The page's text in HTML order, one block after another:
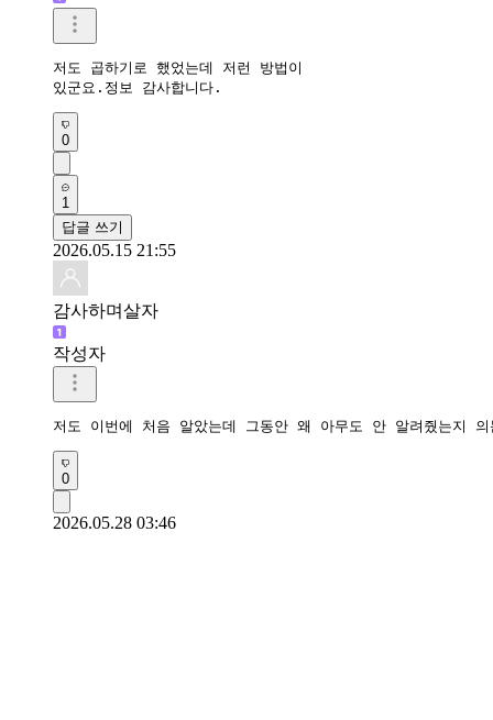
저도 곱하기로 했었는데 저런 방법이
있군요.정보 감사합니다.
0
1
답글 쓰기
2026.05.15 21:55
감사하며살자
작성자
저도 이번에 처음 알았는데 그동안 왜 아무도 안 알려줬는지 의
0
2026.05.28 03:46